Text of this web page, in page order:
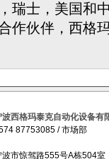
瑞士，美国和
作伙伴，西格
波西格玛泰克自动化设备有
87753085 / 市场部
波市惊驾路555号A栋504室